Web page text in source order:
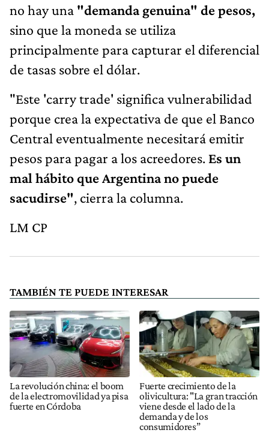
no hay una "demanda genuina" de pesos,
sino que la moneda se utiliza
principalmente para capturar el diferencial
de tasas sobre el dólar.
"Este 'carry trade' significa vulnerabilidad
porque crea la expectativa de que el Banco
Central eventualmente necesitará emitir
pesos para pagar a los acreedores. Es un
mal hábito que Argentina no puede
sacudirse", cierra la columna.
LM CP
TAMBIÉN TE PUEDE INTERESAR
La revolución china: el boom
de la electromovilidad ya pisa
fuerte en Córdoba
Fuerte crecimiento de la
olivicultura: "La gran tracción
viene desde el lado de la
demanda y de los
consumidores”